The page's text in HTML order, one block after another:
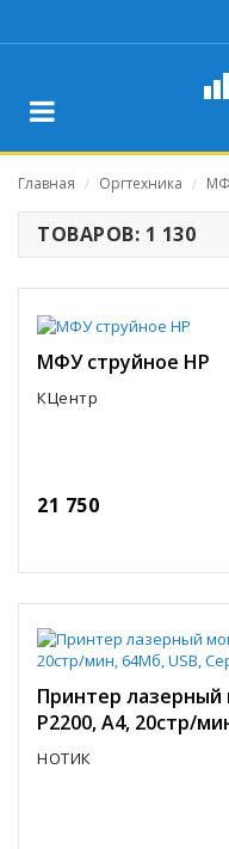
Главная / Оргтехника /
ТОВАРОВ: 1 130
МФУ струйное HP
КЦентр
21 750
Принтер
P2200, A4, 20стр/
НОТИК